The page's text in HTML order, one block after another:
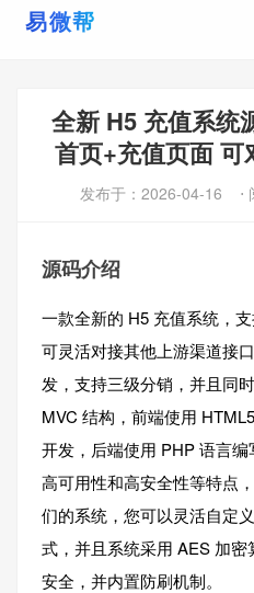
全新 H5 充值系统
首页+充值页面 可
发布于： 2026-04-16 ⋅
源码介绍
一款全新的 H5 充值系统，
可灵活对接其他上游渠道接
发，支持三级分销，并且同
MVC 结构，前端使用
开发，后端使用 PHP 语言编
高可用性和高安全性等特点
们的系统，您可以灵活自定
式，并且系统采用 AES 加
安全，并内置防刷机制。